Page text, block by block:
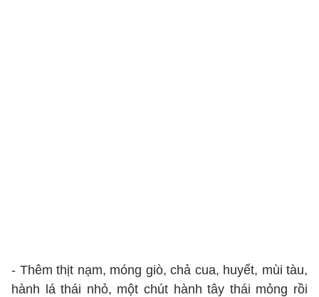
- Thêm thịt nạm, móng giò, chả cua, huyết, mùi tàu,
hành lá thái nhỏ, một chút hành tây thái mỏng rồi